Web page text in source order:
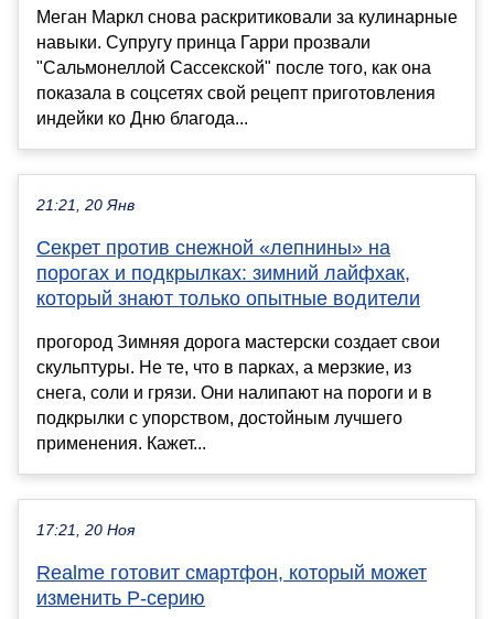
Меган Маркл снова раскритиковали за кулинарные
навыки. Супругу принца Гарри прозвали
"Сальмонеллой Сассекской" после того, как она
показала в соцсетях свой рецепт приготовления
индейки ко Дню благода...
21:21, 20 Янв
Секрет против снежной «лепнины» на
порогах и подкрылках: зимний лайфхак,
который знают только опытные водители
прогород Зимняя дорога мастерски создает свои
скульптуры. Не те, что в парках, а мерзкие, из
снега, соли и грязи. Они налипают на пороги и в
подкрылки с упорством, достойным лучшего
применения. Кажет...
17:21, 20 Ноя
Realme готовит смартфон, который может
изменить P-серию